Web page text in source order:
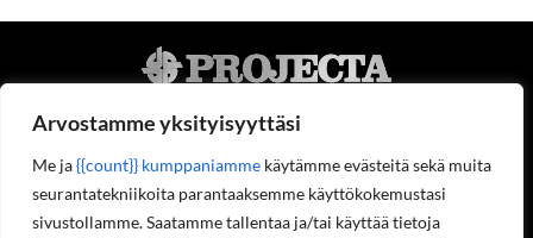
Arvostamme yksityisyyttäsi
Me ja{{count}} kumppaniamme käytämme evästeitä sekä muita
seurantatekniikoita parantaaksemme käyttökokemustasi
sivustollamme. Saatamme tallentaa ja/tai käyttää tietoja
Projecta Oy